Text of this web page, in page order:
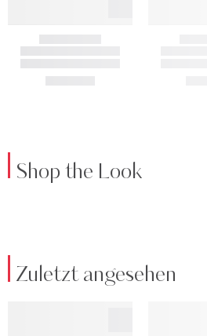
Shop the Look
Zuletzt angesehen